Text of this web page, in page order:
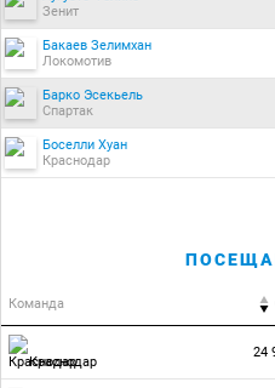
Зенит
Бакаев Зелимхан
Локомотив
Барко Эсекьель
Спартак
Боселли Хуан
Краснодар
Команда
Краснодар
24